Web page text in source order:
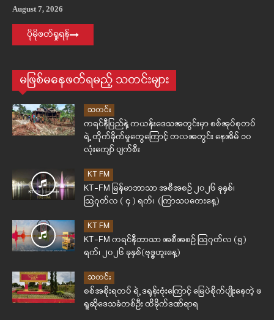
August 7, 2026
ပိုမိုဖတ်ရှုရန်
မဖြစ်မနေဖတ်ရမည့် သတင်းများ
သတင်း
ကရင်နီပြည်နဲ့ ကယန်းဒေသအတွင်းမှာ စစ်အုပ်စုတပ်
ရဲ့ တိုက်ခိုက်မှုတွေကြောင့် တလအတွင်း နေအိမ် ၁၀
လုံးကျော် ပျက်စီး
KT FM
KT-FM မြန်မာဘာသာ အစီအစဉ် ၂၀၂၆ ခုနှစ်၊
ဩဂုတ်လ ( ၄ ) ရက်၊ (ကြာသပတေးနေ့)
KT FM
KT-FM ကရင်နီဘာသာ အစီအစဉ် ဩဂုတ်လ (၅)
ရက်၊ ၂၀၂၆ ခုနှစ်(ဗုဒ္ဓဟူးနေ့)
သတင်း
စစ်အစိုးရတပ် ရဲ့ ဒရုန်းဗုံးကြောင့် မြေပဲစိုက်ပျိုးနေတဲ့ ဖ
ရူဆိုဒေသခံတစ်ဦး ထိခိုက်ဒဏ်ရာရ